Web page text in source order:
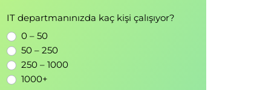
IT departmanınızda kaç kişi çalışıyor?
0 – 50
50 – 250
250 – 1000
1000+